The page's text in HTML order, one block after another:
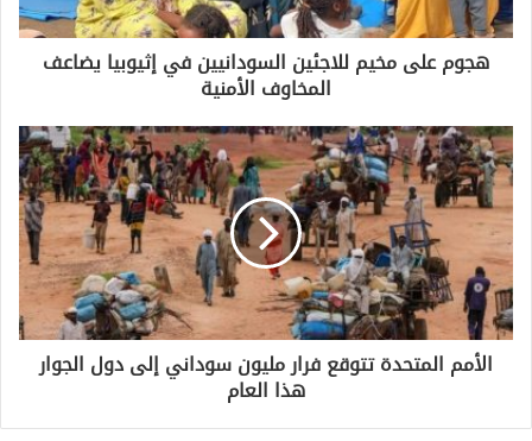
هجوم على مخيم للاجئين السودانيين في إثيوبيا يضاعف
المخاوف الأمنية
الأمم المتحدة تتوقع فرار مليون سوداني إلى دول الجوار
هذا العام